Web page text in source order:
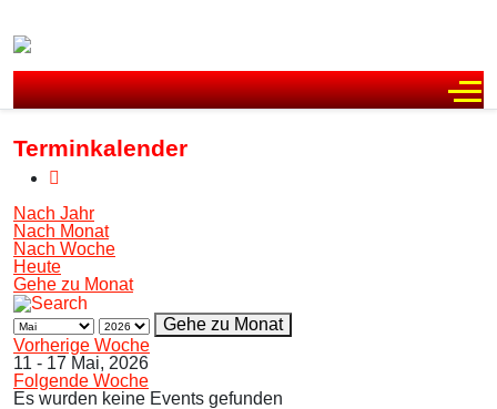
Terminkalender
Nach Jahr
Nach Monat
Nach Woche
Heute
Gehe zu Monat
Gehe zu Monat
Vorherige Woche
11 - 17 Mai, 2026
Folgende Woche
Es wurden keine Events gefunden